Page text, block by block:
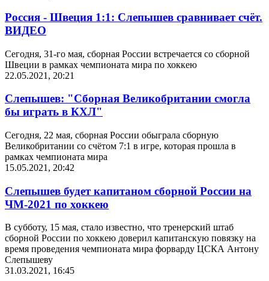
Россия - Швеция 1:1: Слепышев сравнивает счёт.
ВИДЕО
Сегодня, 31-го мая, сборная России встречается со сборной
Швеции в рамках чемпионата мира по хоккею
22.05.2021, 20:21
Слепышев: "Сборная Великобритании смогла
бы играть в КХЛ"
Сегодня, 22 мая, сборная России обыграла сборную
Великобритании со счётом 7:1 в игре, которая прошла в
рамках чемпионата мира
15.05.2021, 20:42
Слепышев будет капитаном сборной России на
ЧМ-2021 по хоккею
В субботу, 15 мая, стало известно, что тренерский штаб
сборной России по хоккею доверил капитанскую повязку на
время проведения чемпионата мира форварду ЦСКА Антону
Слепышеву
31.03.2021, 16:45